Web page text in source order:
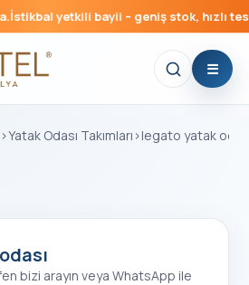
İstikbal yetkili bayii – geniş stok, hızlı
›Yatak Odası Takımları ›legato yatak
bizi arayın veya WhatsApp ile